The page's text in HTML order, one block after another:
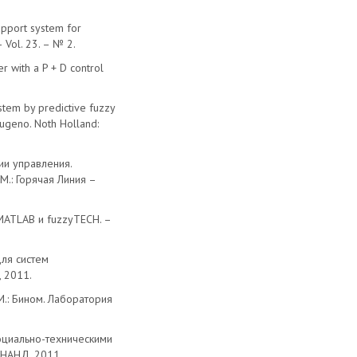
system for
Vol. 23. – № 2.
with a P + D control
by predictive fuzzy
Noth Holland:
управления.
Горячая Линия –
и fuzzyTECH. –
систем
2011.
Бином. Лаборатория
техническими